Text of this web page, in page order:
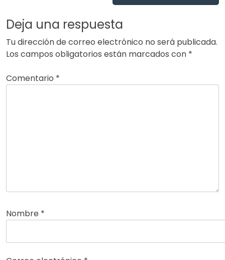
Deja una respuesta
Tu dirección de correo electrónico no será publicada.
Los campos obligatorios están marcados con *
Comentario *
Nombre *